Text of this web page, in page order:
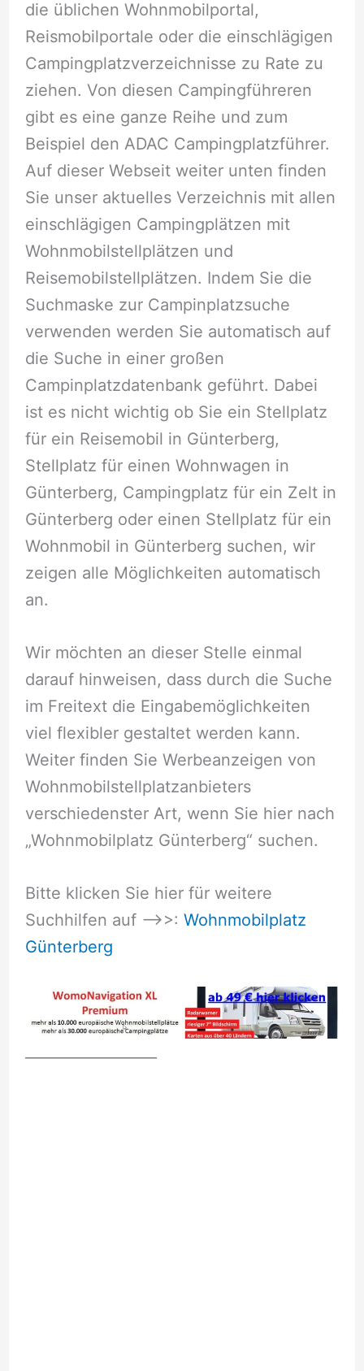
die üblichen Wohnmobilportal,
Reismobilportale oder die einschlägigen
Campingplatzverzeichnisse zu Rate zu
ziehen. Von diesen Campingführeren
gibt es eine ganze Reihe und zum
Beispiel den ADAC Campingplatzführer.
Auf dieser Webseit weiter unten finden
Sie unser aktuelles Verzeichnis mit allen
einschlägigen Campingplätzen mit
Wohnmobilstellplätzen und
Reisemobilstellplätzen. Indem Sie die
Suchmaske zur Campinplatzsuche
verwenden werden Sie automatisch auf
die Suche in einer großen
Campinplatzdatenbank geführt. Dabei
ist es nicht wichtig ob Sie ein Stellplatz
für ein Reisemobil in Günterberg,
Stellplatz für einen Wohnwagen in
Günterberg, Campingplatz für ein Zelt in
Günterberg oder einen Stellplatz für ein
Wohnmobil in Günterberg suchen, wir
zeigen alle Möglichkeiten automatisch
an.
Wir möchten an dieser Stelle einmal
darauf hinweisen, dass durch die Suche
im Freitext die Eingabemöglichkeiten
viel flexibler gestaltet werden kann.
Weiter finden Sie Werbeanzeigen von
Wohnmobilstellplatzanbieters
verschiedenster Art, wenn Sie hier nach
„Wohnmobilplatz Günterberg“ suchen.
Bitte klicken Sie hier für weitere
Suchhilfen auf –>>: Wohnmobilplatz
Günterberg